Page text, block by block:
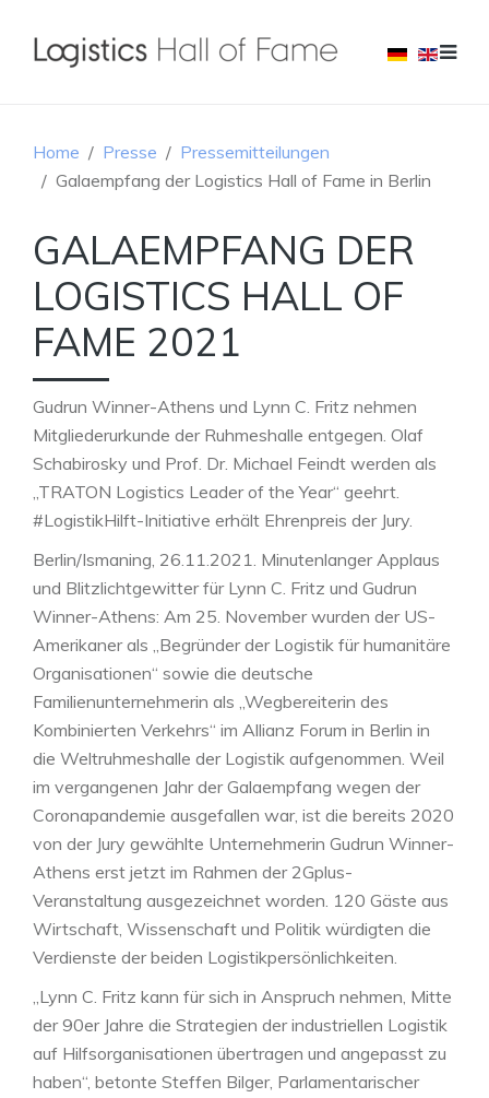
Home Presse
Pressemitteilungen
Galaempfang der Logistics Hall of Fame in Berlin
GALAEMPFANG DER
LOGISTICS HALL OF
FAME 2021
Gudrun Winner-Athens und Lynn C. Fritz nehmen
Mitgliederurkunde der Ruhmeshalle entgegen. Olaf
Schabirosky und Prof. Dr. Michael Feindt werden als
„TRATON Logistics Leader of the Year“ geehrt.
#LogistikHilft-Initiative erhält Ehrenpreis der Jury.
Berlin/Ismaning, 26.11.2021. Minutenlanger Applaus
und Blitzlichtgewitter für Lynn C. Fritz und Gudrun
Winner-Athens: Am 25. November wurden der US-
Amerikaner als „Begründer der Logistik für humanitäre
Organisationen“ sowie die deutsche
Familienunternehmerin als „Wegbereiterin des
Kombinierten Verkehrs“ im Allianz Forum in Berlin in
die Weltruhmeshalle der Logistik aufgenommen. Weil
im vergangenen Jahr der Galaempfang wegen der
Coronapandemie ausgefallen war, ist die bereits 2020
von der Jury gewählte Unternehmerin Gudrun Winner-
Athens erst jetzt im Rahmen der 2Gplus-
Veranstaltung ausgezeichnet worden. 120 Gäste aus
Wirtschaft, Wissenschaft und Politik würdigten die
Verdienste der beiden Logistikpersönlichkeiten.
„Lynn C. Fritz kann für sich in Anspruch nehmen, Mitte
der 90er Jahre die Strategien der industriellen Logistik
auf Hilfsorganisationen übertragen und angepasst zu
haben“, betonte Steffen Bilger, Parlamentarischer